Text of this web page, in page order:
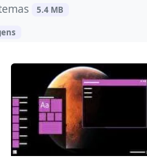
5.4 MB